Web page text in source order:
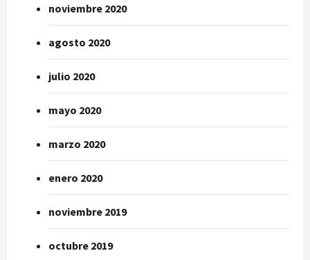
noviembre 2020
agosto 2020
julio 2020
mayo 2020
marzo 2020
enero 2020
noviembre 2019
octubre 2019